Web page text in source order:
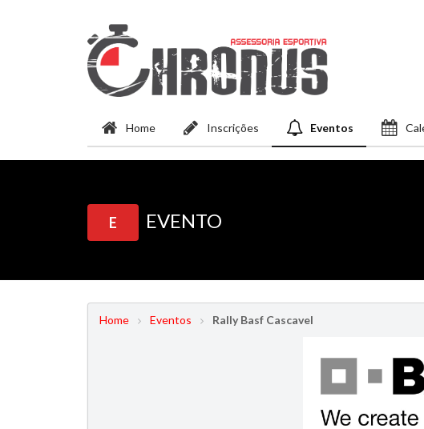
Home Inscrições Eventos
E EVENTO
Home Eventos Rally Basf Cascavel